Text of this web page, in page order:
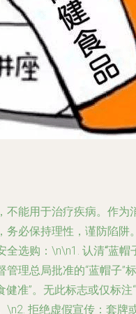
不能用于治疗疾病。作为
务必保持理性，谨防陷阱
全选购：\n\n1. 认清“蓝帽
理总局批准的“蓝帽子”
健准”。无此标志或仅标注
\n2. 拒绝虚假宣传 ：套牌